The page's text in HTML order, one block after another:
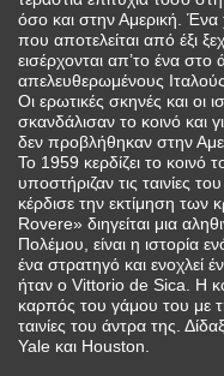
όσο και στην Αμερική. Ένα
που αποτελείται από έξι
εισέρχονται απ’το ένα
απελευθερωμένους
Οι ερωτικές σκηνές και οι
σκανδάλισαν το κοινό και
δεν προβλήθηκαν στην
Το 1959 κερδίζει το κοινό
υποστήριζαν τις ταινίες
κέρδισε την εκτίμηση των
Rovere» διηγείται μια
Πολέμου, είναι η ιστορία
ένα στρατηγό και ενοχλεί
ήταν ο Vittorio de Sica. Η
καρπός του γάμου του με
ταινίες του άντρα της.
Yale και Houston.